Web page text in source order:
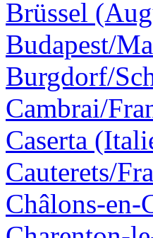
Brüssel
Budapest/
Burgdorf/
Cambrai/
Caserta
Cauterets/
Châlons-en-